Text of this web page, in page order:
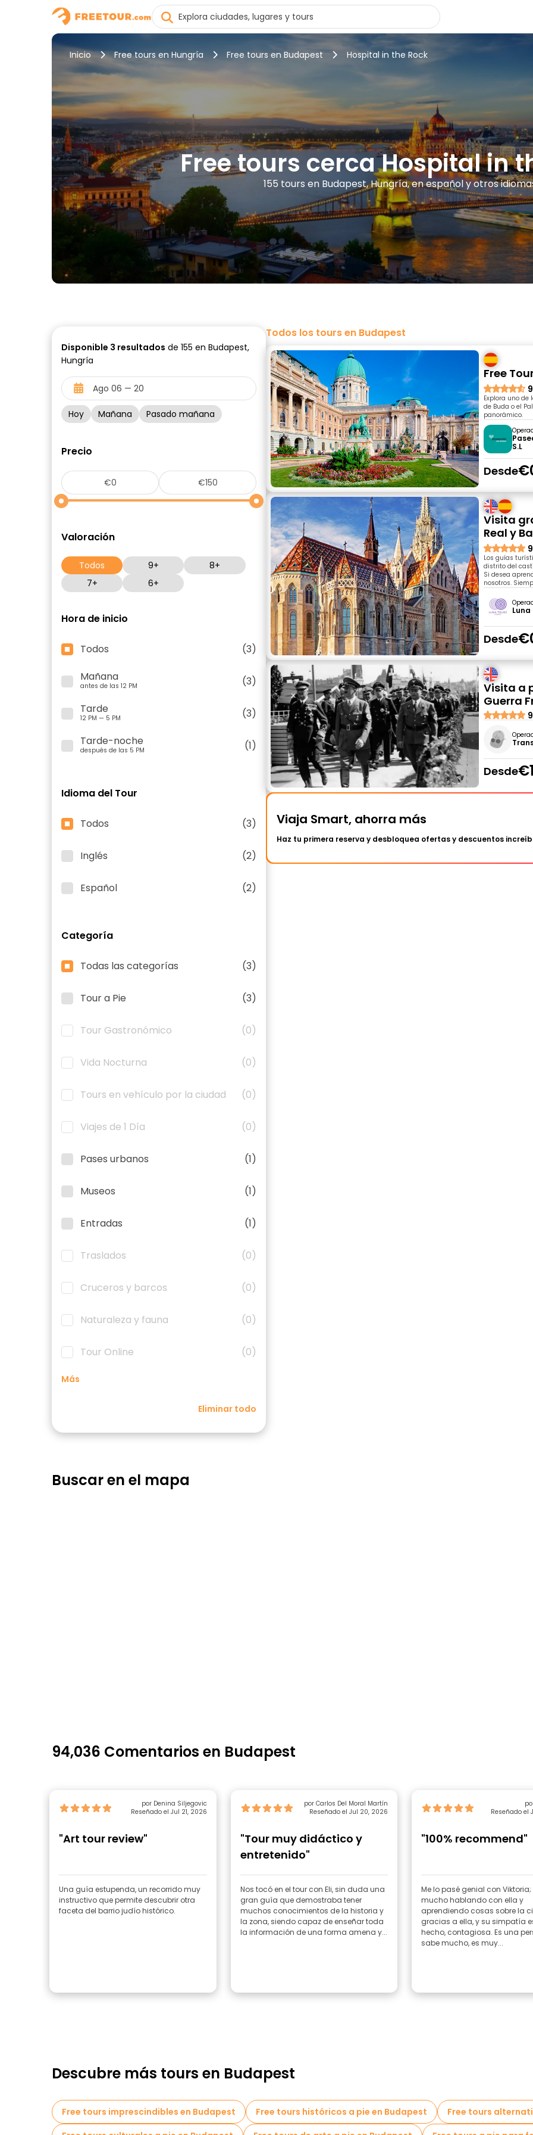
Inicio Free tours en Hungría Free tours en Budapest Hospital in the Rock
Free tours cerca Hospital in
155 tours en Budapest, Hungría, en español y otros
Disponible 3 resultados de 155 en Budapest,
Hungría
Hoy Mañana Pasado mañana
Precio
Valoración
Todos 9+
8+
7+
6+
Hora de inicio
Todos
(3)
Mañana
antes de las 12 PM
(3)
Tarde
12 PM — 5 PM
(3)
Tarde-noche
después de las 5 PM (1)
Idioma del Tour
Todos (3)
Inglés (2)
Español (2)
Categoría
Todas las categorías (3)
Tour a Pie (3)
Tour Gastronómico (0)
Vida Nocturna (0)
Tours en vehículo por la ciudad (0)
Viajes de 1 Día (0)
Pases urbanos (1)
Museos (1)
Entradas (1)
Traslados (0)
Cruceros y barcos (0)
Naturaleza y fauna (0)
Tour Online (0)
Más
Eliminar todo
Todos los tours en Budapest
Free
Explora uno
de Buda o el
panorámico.
S.L
Desde
Visita
Real y
Los guías
distrito del
Si desea
nosotros.
Desde
Visita a
Guerra
Desde
Viaja Smart, ahorra más
Haz tu primera reserva y desbloquea ofertas y descuentos
Buscar en el mapa
94,036 Comentarios en Budapest
por Denina Siljegovic
Reseñado el Jul 21, 2026
"Art tour review"
Una guía estupenda, un recorrido muy
instructivo que permite descubrir otra
faceta del barrio judío histórico.
por Carlos Del Moral Martín
Reseñado el Jul 20, 2026
"Tour muy didáctico y
entretenido"
Nos tocó en el tour con Eli, sin duda una
gran guía que demostraba tener
muchos conocimientos de la historia y
la zona, siendo capaz de enseñar toda
la información de una forma amena y...
Reseñado el
"100% recommend"
Me lo pasé genial con
mucho hablando con ella y
aprendiendo cosas sobre la
gracias a ella, y su simpatía
hecho, contagiosa. Es una
sabe mucho, es muy...
Descubre más tours en Budapest
Free tours imprescindibles en Budapest Free tours históricos a pie en Budapest
Free tours